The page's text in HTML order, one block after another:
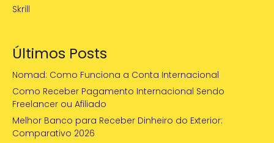
Skrill
Últimos Posts
Nomad: Como Funciona a Conta Internacional
Como Receber Pagamento Internacional Sendo
Freelancer ou Afiliado
Melhor Banco para Receber Dinheiro do Exterior:
Comparativo 2026